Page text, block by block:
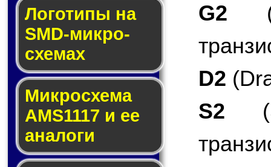
Логотипы на
SMD-мик­ро­
схе­мах
Микросхема
AMS1117 и ее
ана­ло­ги
G2
D2
S2